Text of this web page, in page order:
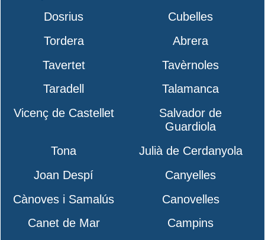
Dosrius
Cubelles
Tordera
Abrera
Tavertet
Tavèrnoles
Taradell
Talamanca
Vicenç de Castellet
Salvador de
Guardiola
Tona
Julià de Cerdanyola
Joan Despí
Canyelles
Cànoves i Samalús
Canovelles
Canet de Mar
Campins